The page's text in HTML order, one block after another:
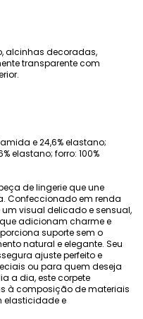
alcinhas decoradas,
transparente com
e 24,6% elastano;
elastano; forro: 100%
de lingerie que une
Confeccionado em renda
um visual delicado e sensual,
adicionam charme e
suporte sem o
natural e elegante. Seu
ajuste perfeito e
ou para quem deseja
a dia, este corpete
à composição de materiais
elasticidade e